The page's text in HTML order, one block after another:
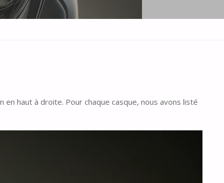
en haut à droite. Pour chaque casque, nous avons listé